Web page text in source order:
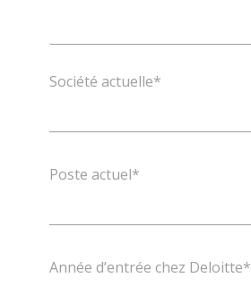
Société actuelle*
Poste actuel*
Année d’entrée chez Deloitte*